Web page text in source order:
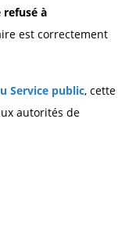
refusé à
est correctement
Service public, cette
autorités de